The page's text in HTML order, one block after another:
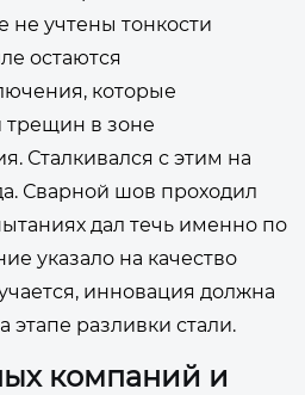
не учтены тонкости
остаются
которые
трещин в зоне
Сталкивался с этим на
Сварной шов проходил
дал течь именно по
указало на качество
инновация должна
разливки стали.
компаний и